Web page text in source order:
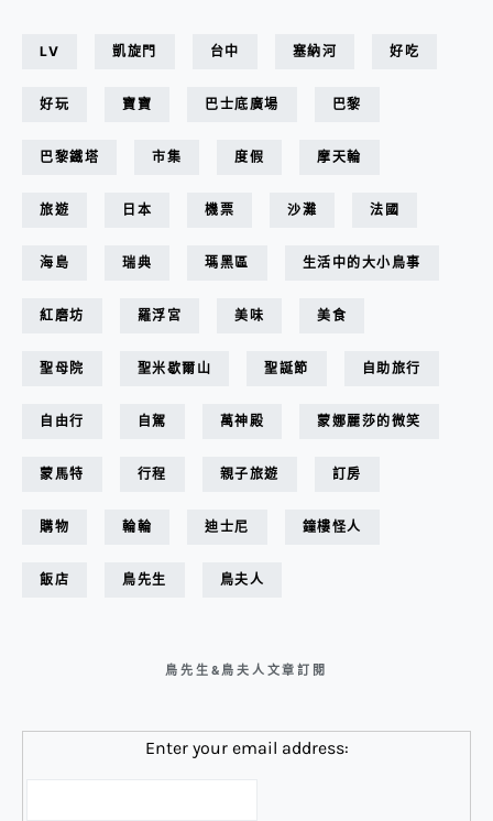
LV 凱旋門 台中 塞納河 好吃
好玩 寶寶 巴士底廣場 巴黎
巴黎鐵塔 市集 度假 摩天輪
旅遊 日本 機票 沙灘 法國
海島 瑞典 瑪黑區 生活中的大小鳥事
紅磨坊 羅浮宮 美味 美食
聖母院 聖米歇爾山 聖誕節 自助旅行
自由行 自駕 萬神殿 蒙娜麗莎的微笑
蒙馬特 行程 親子旅遊 訂房
購物 輪輪 迪士尼 鐘樓怪人
飯店 鳥先生 鳥夫人
鳥先生&鳥夫人文章訂閱
Enter your email address: